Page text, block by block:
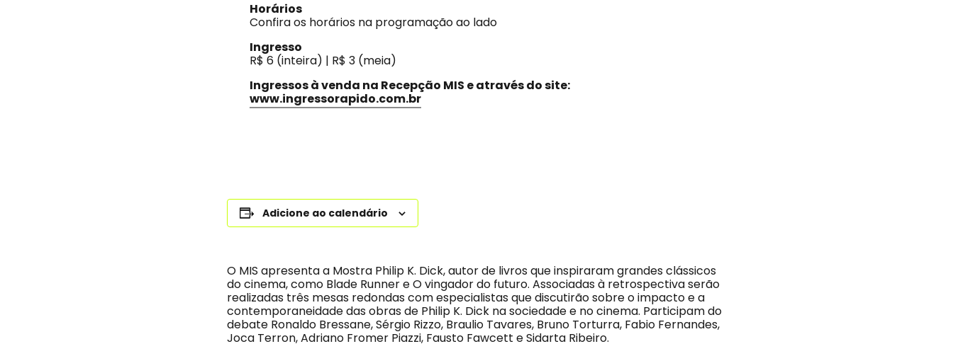
Horários
Confira os horários na programação ao lado
Ingresso
R$ 6 (inteira) | R$ 3 (meia)
Ingressos à venda na Recepção MIS e através do site:
www.ingressorapido.com.br
Adicione ao calendário
O MIS apresenta a Mostra Philip K. Dick, autor de livros que inspiraram grandes clássicos
do cinema, como Blade Runner e O vingador do futuro. Associadas à retrospectiva serão
realizadas três mesas redondas com especialistas que discutirão sobre o impacto e a
contemporaneidade das obras de Philip K. Dick na sociedade e no cinema. Participam do
debate Ronaldo Bressane, Sérgio Rizzo, Braulio Tavares, Bruno Torturra, Fabio Fernandes,
Joca Terron, Adriano Fromer Piazzi, Fausto Fawcett e Sidarta Ribeiro.